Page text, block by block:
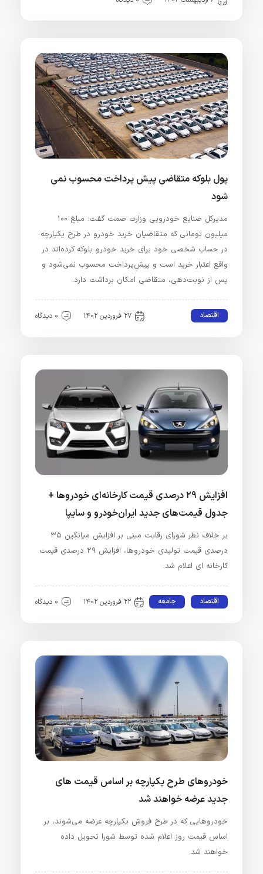
پول بلوکه‌ متقاضی پیش پرداخت محسوب نمی
شود
مدیرکل صنایع خودرویی وزارت صمت گفت: مبلغ ۱۰۰
میلیون تومانی که متقاضیان خرید خودرو در طرح یکپارچه
در حساب شخصی خود برای خرید خودرو بلوکه کرده‌اند در
واقع اعتبار خرید است و پیش‌پرداخت محسوب نمی‌شود و
پس از نوبت‌دهی، متقاضی امکان برداشت دارد.
اقتصاد ۲۷ فروردین ۱۴۰۲ ۰ دیدگاه
افزایش ۲۹ درصدی قیمت کارخانه‌ای خودروها +
جدول قیمت‌های جدید ایران‌خودرو و سایپا
بر خلاف نظر شورای رقابت مبنی بر افزایش میانگین ۳۵
درصدی قیمت تولیدی خودروها، افزایش ۲۹ درصدی قیمت
کارخانه ای اعلام شد.
اقتصاد جامعه ۲۲ فروردین ۱۴۰۲ ۰ دیدگاه
خودروهای طرح یکپارچه بر اساس قیمت های
جدید عرضه خواهند شد
خودروهایی که در طرح فروش یکپارچه عرضه می‌شوند، بر
اساس قیمت روز اعلام شده توسط شورا تحویل داده
خواهند شد.